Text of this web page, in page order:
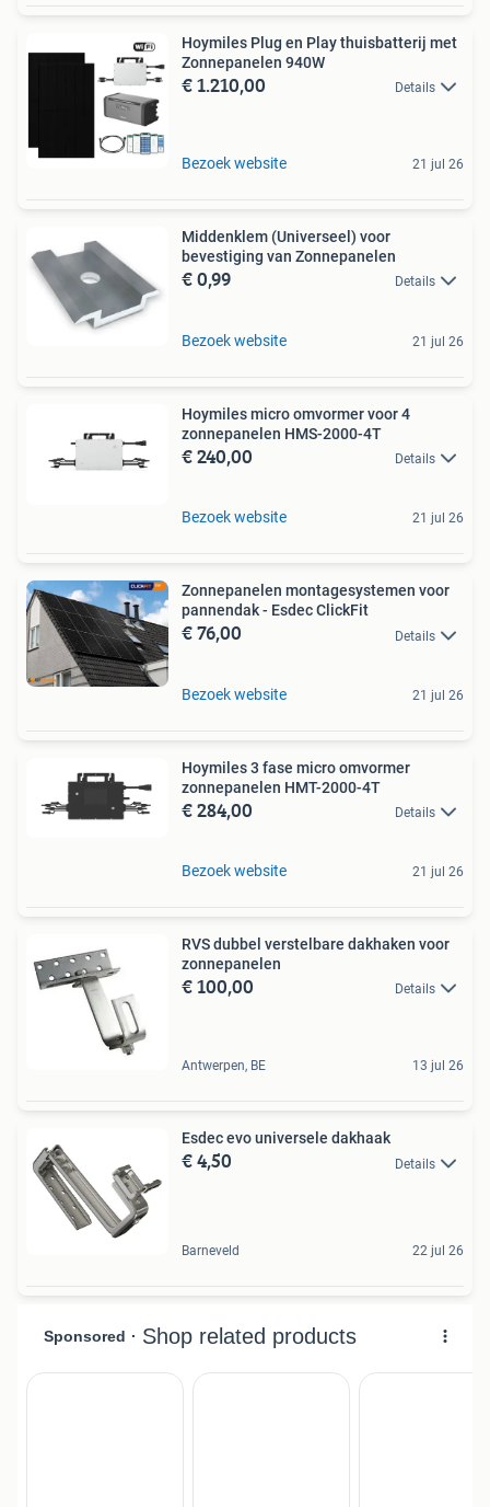
Hoymiles Plug en Play thuisbatterij met
Zonnepanelen 940W
€ 1.210,00 Details
Bezoek website 21 jul 26
Middenklem (Universeel) voor
bevestiging van Zonnepanelen
€ 0,99 Details
Bezoek website 21 jul 26
Hoymiles micro omvormer voor 4
zonnepanelen HMS-2000-4T
€ 240,00 Details
Bezoek website 21 jul 26
Zonnepanelen montagesystemen voor
pannendak - Esdec ClickFit
€ 76,00 Details
Bezoek website 21 jul 26
Hoymiles 3 fase micro omvormer
zonnepanelen HMT-2000-4T
€ 284,00 Details
Bezoek website 21 jul 26
RVS dubbel verstelbare dakhaken voor
zonnepanelen
€ 100,00 Details
Antwerpen, BE 13 jul 26
Esdec evo universele dakhaak
€ 4,50 Details
Barneveld 22 jul 26